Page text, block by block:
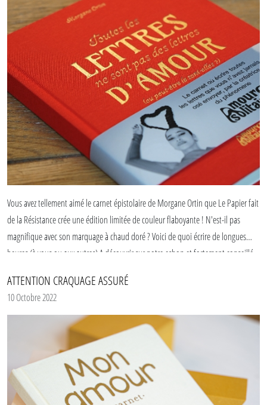
Vous avez tellement aimé le carnet épistolaire de Morgane Ortin que Le Papier fait
de la Résistance crée une édition limitée de couleur flaboyante ! N'est-il pas
magnifique avec son marquage à chaud doré ? Voici de quoi écrire de longues
heures (à vous ou aux autres) A découvrir sur notre eshop et fortement conseillé.
ATTENTION CRAQUAGE ASSURÉ
10 Octobre 2022